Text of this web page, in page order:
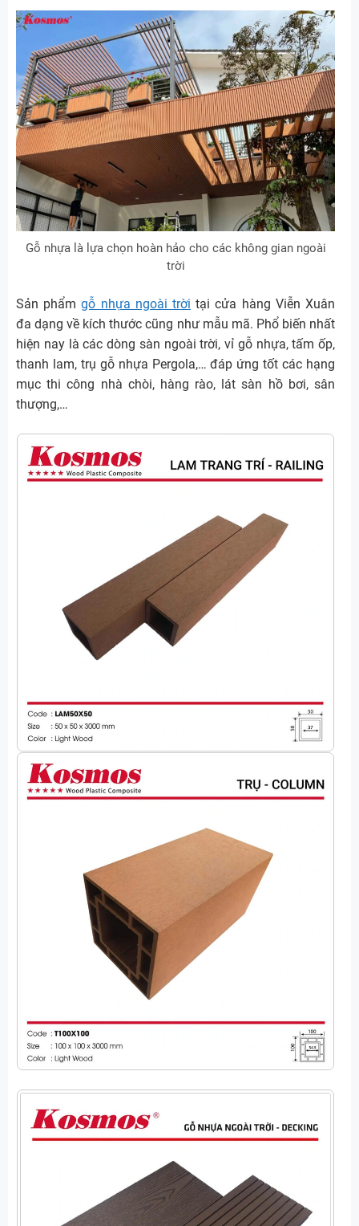
Gỗ nhựa là lựa chọn hoàn hảo cho các không gian ngoài
trời
Sản phẩmgỗ nhựa ngoài trời tại cửa hàng Viễn Xuân
đa dạng về kích thước cũng như mẫu mã. Phổ biến nhất
hiện nay là các dòng sàn ngoài trời, vỉ gỗ nhựa, tấm ốp,
thanh lam, trụ gỗ nhựa Pergola,… đáp ứng tốt các hạng
mục thi công nhà chòi, hàng rào, lát sàn hồ bơi, sân
thượng,…